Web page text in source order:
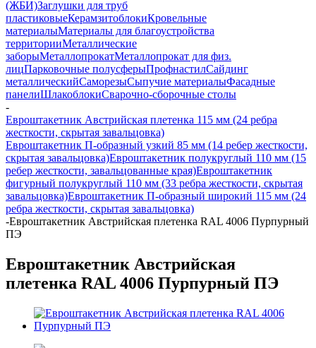
(ЖБИ)Заглушки для труб
пластиковыеКерамзитоблокиКровельные
материалыМатериалы для благоустройства
территорииМеталлические
заборыМеталлопрокатМеталлопрокат для физ.
лицПарковочные полусферыПрофнастилСайдинг
металлическийСаморезыСыпучие материалыФасадные
панелиШлакоблокиСварочно-сборочные столы
-
Евроштакетник Австрийская плетенка 115 мм (24 ребра
жесткости, скрытая завальцовка)
Евроштакетник П-образный узкий 85 мм (14 ребер жесткости,
скрытая завальцовка)Евроштакетник полукруглый 110 мм (15
ребер жесткости, завальцованные края)Евроштакетник
фигурный полукруглый 110 мм (33 ребра жесткости, скрытая
завальцовка)Евроштакетник П-образный широкий 115 мм (24
ребра жесткости, скрытая завальцовка)
-Евроштакетник Австрийская плетенка RAL 4006 Пурпурный
ПЭ
Евроштакетник Австрийская
плетенка RAL 4006 Пурпурный ПЭ